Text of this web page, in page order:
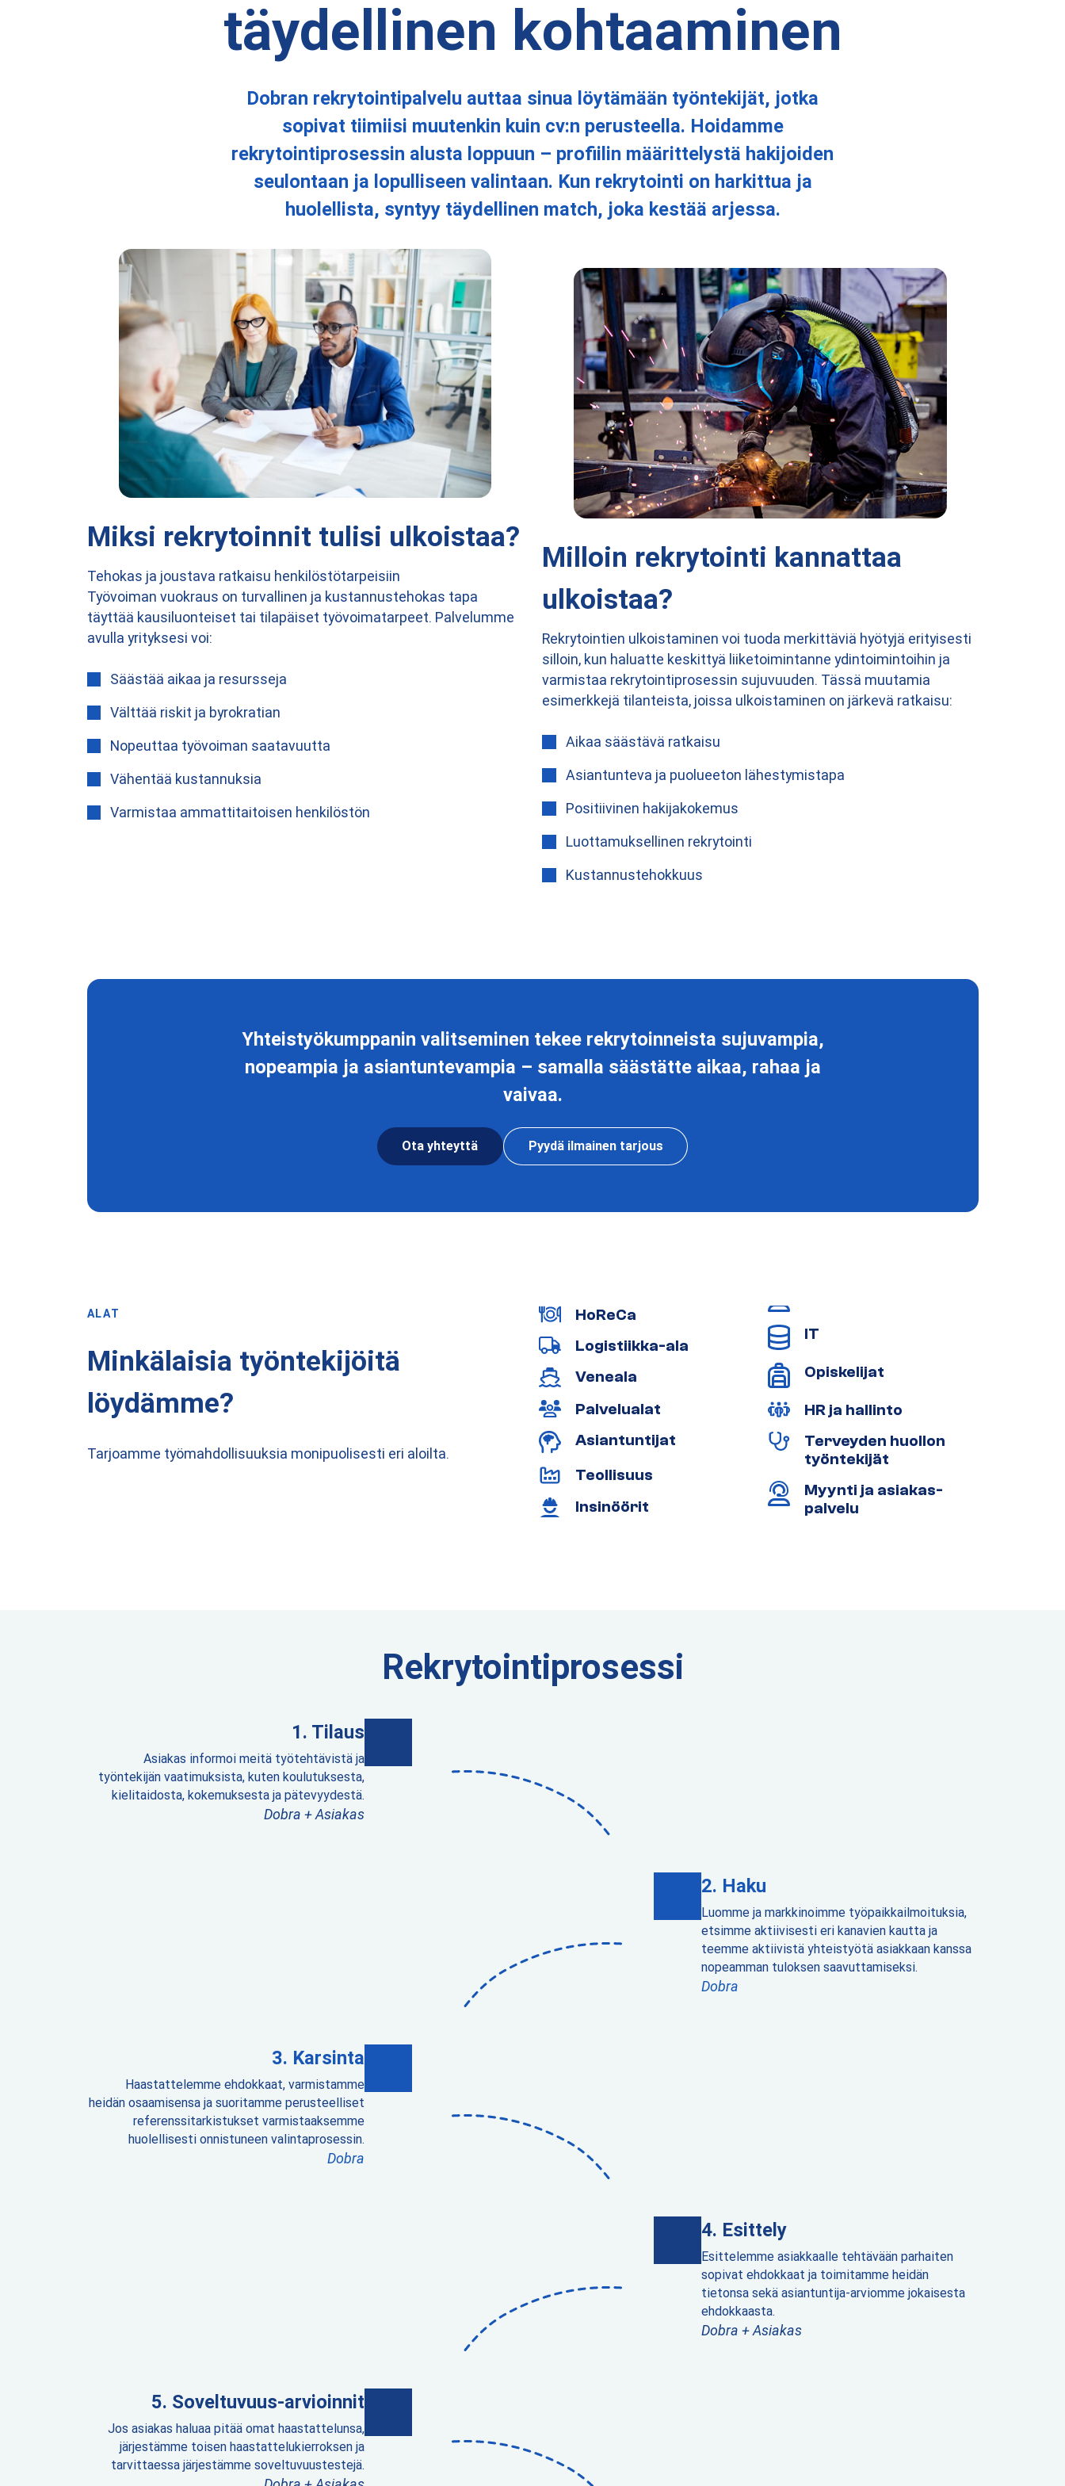
täydellinen kohtaaminen
Dobran rekrytointipalvelu auttaa sinua löytämään työntekijät, jotka
sopivat tiimiisi muutenkin kuin cv:n perusteella. Hoidamme
rekrytointiprosessin alusta loppuun – profiilin määrittelystä hakijoiden
seulontaan ja lopulliseen valintaan. Kun rekrytointi on harkittua ja
huolellista, syntyy täydellinen match, joka kestää arjessa.
Miksi rekrytoinnit tulisi ulkoistaa?
Tehokas ja joustava ratkaisu henkilöstötarpeisiin
Työvoiman vuokraus on turvallinen ja kustannustehokas tapa
täyttää kausiluonteiset tai tilapäiset työvoimatarpeet. Palvelumme
avulla yrityksesi voi:
Säästää aikaa ja resursseja
Välttää riskit ja byrokratian
Nopeuttaa työvoiman saatavuutta
Vähentää kustannuksia
Varmistaa ammattitaitoisen henkilöstön
Milloin rekrytointi kannattaa
ulkoistaa?
Rekrytointien ulkoistaminen voi tuoda merkittäviä hyötyjä erityisesti
silloin, kun haluatte keskittyä liiketoimintanne ydintoimintoihin ja
varmistaa rekrytointiprosessin sujuvuuden. Tässä muutamia
esimerkkejä tilanteista, joissa ulkoistaminen on järkevä ratkaisu:
Aikaa säästävä ratkaisu
Asiantunteva ja puolueeton lähestymistapa
Positiivinen hakijakokemus
Luottamuksellinen rekrytointi
Kustannustehokkuus
Yhteistyökumppanin valitseminen tekee rekrytoinneista sujuvampia,
nopeampia ja asiantuntevampia – samalla säästätte aikaa, rahaa ja
vaivaa.
Ota yhteyttä Pyydä ilmainen tarjous
ALAT
Minkälaisia työntekijöitä
löydämme?
Tarjoamme työmahdollisuuksia monipuolisesti eri aloilta.
HoReCa
Logistiikka-ala
Veneala
Palvelualat
Asiantuntijat
Teollisuus
Insinöörit
IT
Opiskelijat
HR ja hallinto
Terveyden huollon
työntekijät
Myynti ja asiakas-
palvelu
Rekrytointiprosessi
Tilaus
Asiakas informoi meitä työtehtävistä ja
työntekijän vaatimuksista, kuten koulutuksesta,
kielitaidosta, kokemuksesta ja pätevyydestä.
Dobra + Asiakas
Haku
Luomme ja markkinoimme työpaikkailmoituksia,
etsimme aktiivisesti eri kanavien kautta ja
teemme aktiivistä yhteistyötä asiakkaan kanssa
nopeamman tuloksen saavuttamiseksi.
Dobra
Karsinta
Haastattelemme ehdokkaat, varmistamme
heidän osaamisensa ja suoritamme perusteelliset
referenssitarkistukset varmistaaksemme
huolellisesti onnistuneen valintaprosessin.
Dobra
Esittely
Esittelemme asiakkaalle tehtävään parhaiten
sopivat ehdokkaat ja toimitamme heidän
tietonsa sekä asiantuntija-arviomme jokaisesta
ehdokkaasta.
Dobra + Asiakas
Soveltuvuus-arvioinnit
Jos asiakas haluaa pitää omat haastattelunsa,
järjestämme toisen haastattelukierroksen ja
tarvittaessa järjestämme soveltuvuustestejä.